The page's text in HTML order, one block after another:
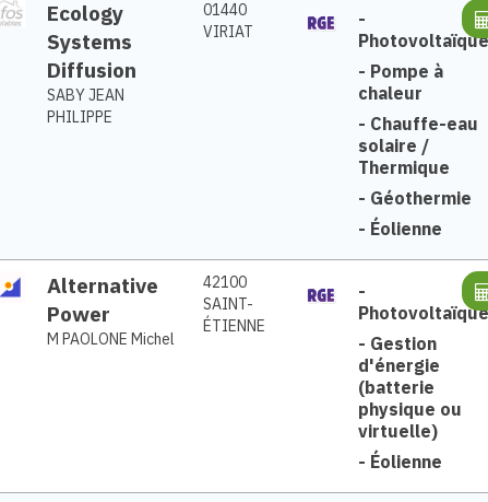
Ecology
Systems
Diffusion
SABY JEAN
PHILIPPE
01440
VIRIAT
-
Photovoltaïque
- Pompe à
chaleur
- Chauffe-eau
solaire /
Thermique
- Géothermie
- Éolienne
Alternative
Power
M PAOLONE Michel
42100
SAINT-
ÉTIENNE
-
Photovoltaïque
- Gestion
d'énergie
(batterie
physique ou
virtuelle)
- Éolienne